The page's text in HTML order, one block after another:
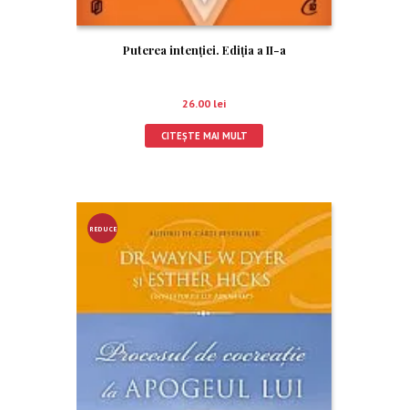
Puterea intenţiei. Ediţia a II-a
26.00 lei
CITEȘTE MAI MULT
REDUCE